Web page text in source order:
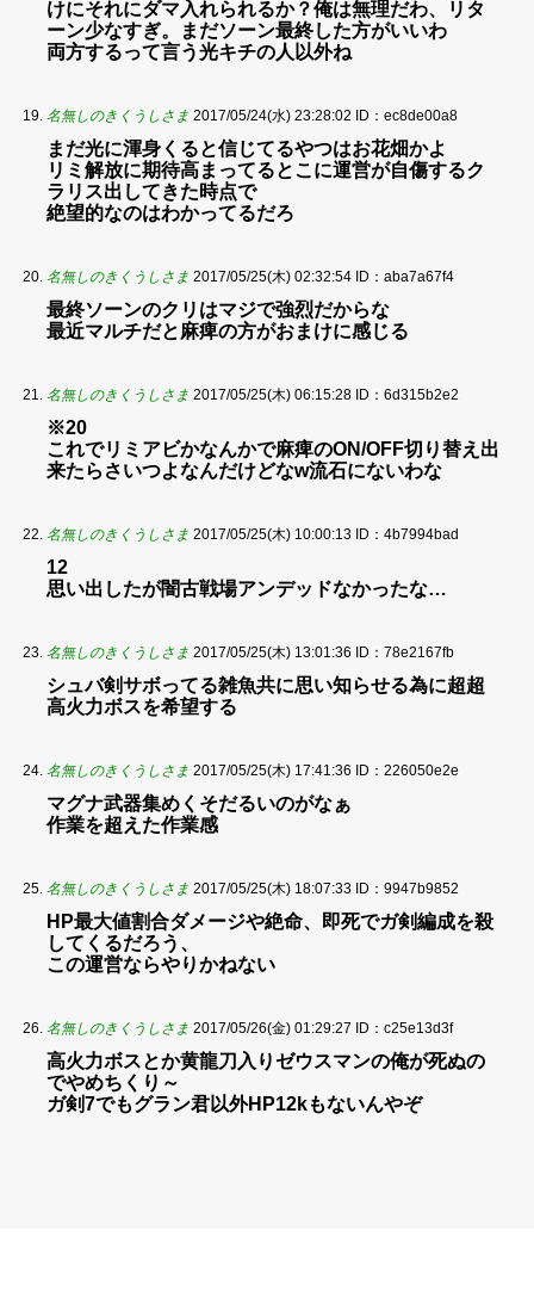
けにそれにダマ入れられるか？俺は無理だわ、リタ
ーン少なすぎ。まだソーン最終した方がいいわ
両方するって言う光キチの人以外ね
名無しのきくうしさま 2017/05/24(水) 23:28:02 ID：ec8de00a8
まだ光に渾身くると信じてるやつはお花畑かよ
リミ解放に期待高まってるとこに運営が自傷するク
ラリス出してきた時点で
絶望的なのはわかってるだろ
名無しのきくうしさま 2017/05/25(木) 02:32:54 ID：aba7a67f4
最終ソーンのクリはマジで強烈だからな
最近マルチだと麻痺の方がおまけに感じる
名無しのきくうしさま 2017/05/25(木) 06:15:28 ID：6d315b2e2
※20
これでリミアビかなんかで麻痺のON/OFF切り替え出
来たらさいつよなんだけどなw流石にないわな
名無しのきくうしさま 2017/05/25(木) 10:00:13 ID：4b7994bad
12
思い出したが闇古戦場アンデッドなかったな…
名無しのきくうしさま 2017/05/25(木) 13:01:36 ID：78e2167fb
シュバ剣サボってる雑魚共に思い知らせる為に超超
高火力ボスを希望する
名無しのきくうしさま 2017/05/25(木) 17:41:36 ID：226050e2e
マグナ武器集めくそだるいのがなぁ
作業を超えた作業感
名無しのきくうしさま 2017/05/25(木) 18:07:33 ID：9947b9852
HP最大値割合ダメージや絶命、即死でガ剣編成を殺
してくるだろう、
この運営ならやりかねない
名無しのきくうしさま 2017/05/26(金) 01:29:27 ID：c25e13d3f
高火力ボスとか黄龍刀入りゼウスマンの俺が死ぬの
でやめちくり～
ガ剣7でもグラン君以外HP12kもないんやぞ